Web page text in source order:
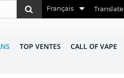
Translate
Français
TOP VENTES CALL OF VAPE